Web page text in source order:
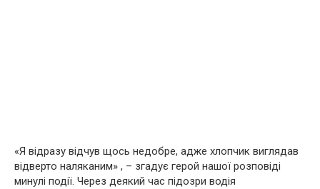
«Я відразу відчув щось недобре, адже хлопчик виглядав
відверто наляканим» , – згадує герой нашої розповіді
минулі події. Через деякий час підозри водія